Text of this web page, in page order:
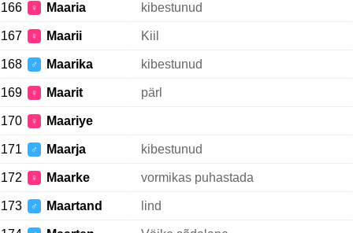
166 ♀ Maaria kibestunud
167 ♀ Maarii Kiil
168 ♂ Maarika kibestunud
169 ♀ Maarit pärl
170 ♀ Maariye
171 ♂ Maarja kibestunud
172 ♀ Maarke vormikas puhastada
173 ♂ Maartand lind